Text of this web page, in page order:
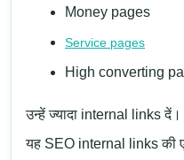
Money pages
Service pages
High converting
उन्हें ज्यादा internal links दें।
यह SEO internal links की